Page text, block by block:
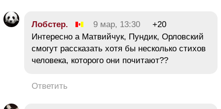
Лобстер. 9 мар, 13:30
+20
Интересно а Матвийчук, Пундик, Орловский
смогут рассказать хотя бы несколько стихов
человека, которого они почитают??
Ответить